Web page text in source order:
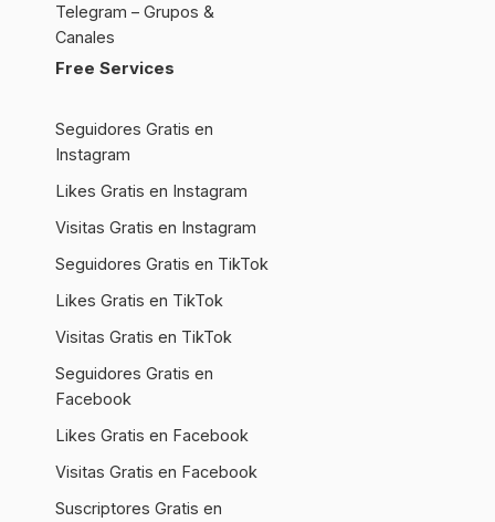
Telegram – Grupos &
Canales
Free Services
Seguidores Gratis en
Instagram
Likes Gratis en Instagram
Visitas Gratis en Instagram
Seguidores Gratis en TikTok
Likes Gratis en TikTok
Visitas Gratis en TikTok
Seguidores Gratis en
Facebook
Likes Gratis en Facebook
Visitas Gratis en Facebook
Suscriptores Gratis en